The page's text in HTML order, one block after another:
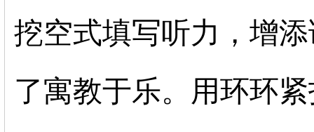
挖空式填写听力，增
了寓教于乐。用环环